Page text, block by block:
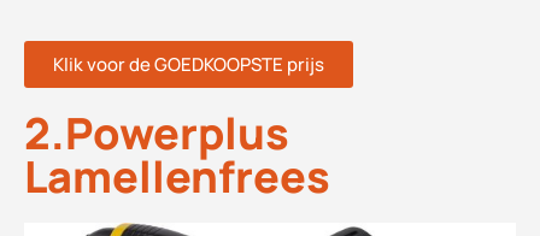
Klik voor de GOEDKOOPSTE prijs
2.Powerplus
Lamellenfrees